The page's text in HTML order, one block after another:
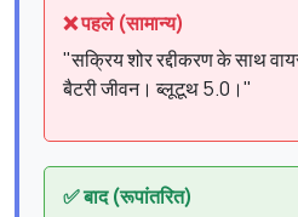
❌ पहले (सामान्य)
"सक्रिय शोर रद्दीकरण के साथ
बैटरी जीवन। ब्लूटूथ 5.0।"
✅ बाद (रूपांतरित)